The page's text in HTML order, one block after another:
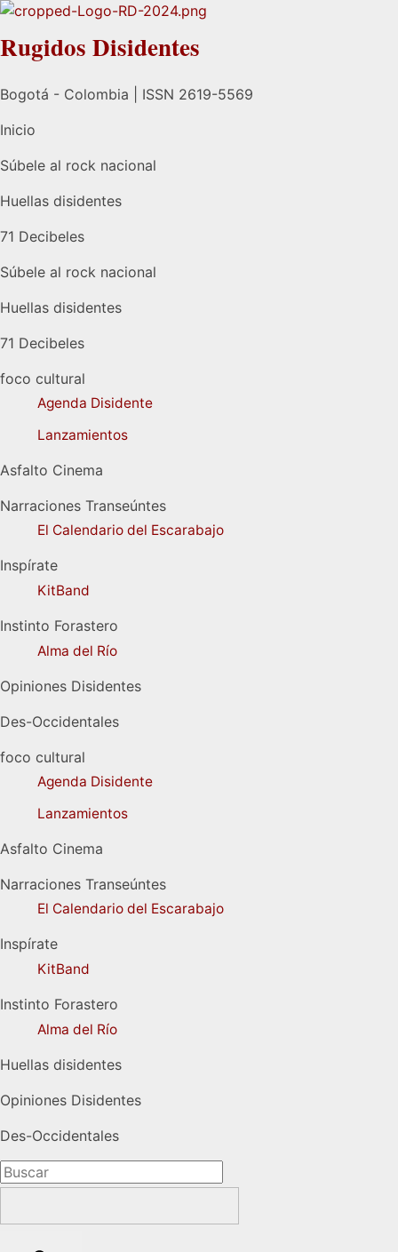
Rugidos Disidentes
Bogotá - Colombia | ISSN 2619-5569
Inicio
Súbele al rock nacional
Huellas disidentes
71 Decibeles
Súbele al rock nacional
Huellas disidentes
71 Decibeles
foco cultural
Agenda Disidente
Lanzamientos
Asfalto Cinema
Narraciones Transeúntes
El Calendario del Escarabajo
Inspírate
KitBand
Instinto Forastero
Alma del Río
Opiniones Disidentes
Des-Occidentales
foco cultural
Agenda Disidente
Lanzamientos
Asfalto Cinema
Narraciones Transeúntes
El Calendario del Escarabajo
Inspírate
KitBand
Instinto Forastero
Alma del Río
Huellas disidentes
Opiniones Disidentes
Des-Occidentales